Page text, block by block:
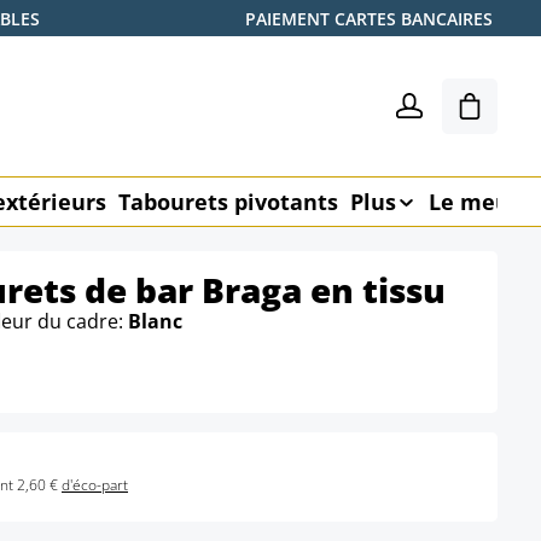
PAIEMENT CARTES BANCAIRES
Le
Tabourets pivotants Plus Le
de bar Braga en tissu
du cadre: Blanc
2,60 €d'éco-part